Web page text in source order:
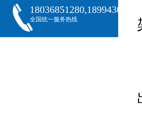
全国统一服务热线